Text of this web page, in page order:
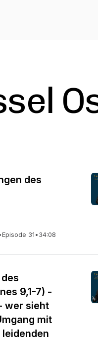
des
Episode 31•34:08
9,1-7) -
wer sieht
mit